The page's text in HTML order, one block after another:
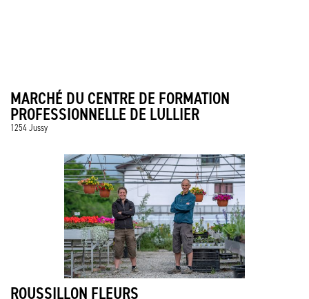
MARCHÉ DU CENTRE DE FORMATION
PROFESSIONNELLE DE LULLIER
1254 Jussy
ROUSSILLON FLEURS